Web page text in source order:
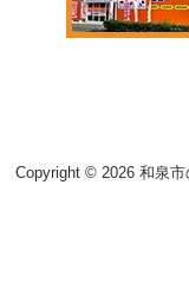
Copyright © 2026 和泉市